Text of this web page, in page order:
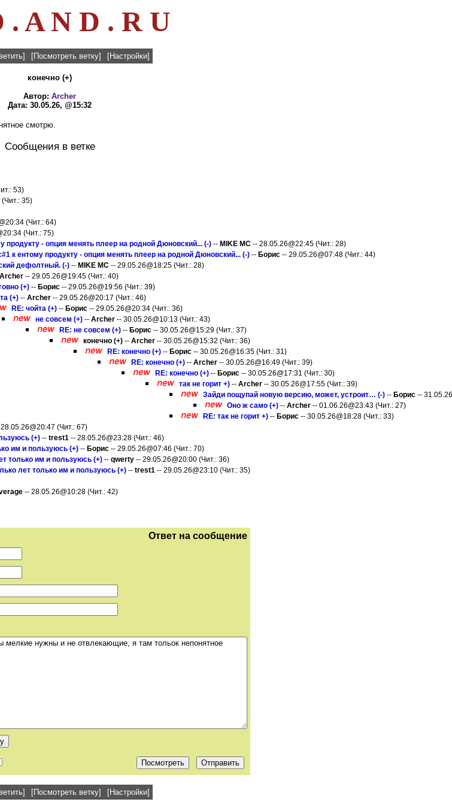
. A N D . R U
[Посмотреть ветку] [Настройки]
конечно (+)
Автор: Archer
Дата: 30.05.26, @15:32
смотрю.
Сообщения в ветке
53)
35)
(Чит.: 64)
(Чит.: 75)
продукту - опция менять плеер на родной Дюновский... (-) -- MIKE MC -- 28.05.26@22:45 (Чит.: 28)
к ентому продукту - опция менять плеер на родной Дюновский... (-) -- Борис -- 29.05.26@07:48 (Чит.: 44)
дефолтный. (-) -- MIKE MC -- 29.05.26@18:25 (Чит.: 28)
Archer -- 29.05.26@19:45 (Чит.: 40)
(+) -- Борис -- 29.05.26@19:56 (Чит.: 39)
(+) -- Archer -- 29.05.26@20:17 (Чит.: 46)
RE: чойта (+) -- Борис -- 29.05.26@20:34 (Чит.: 36)
не совсем (+) -- Archer -- 30.05.26@10:13 (Чит.: 43)
RE: не совсем (+) -- Борис -- 30.05.26@15:29 (Чит.: 37)
конечно (+) -- Archer -- 30.05.26@15:32 (Чит.: 36)
RE: конечно (+) -- Борис -- 30.05.26@16:35 (Чит.: 31)
RE: конечно (+) -- Archer -- 30.05.26@16:49 (Чит.: 39)
RE: конечно (+) -- Борис -- 30.05.26@17:31 (Чит.: 30)
так не горит +) -- Archer -- 30.05.26@17:55 (Чит.: 39)
Зайди пощупай новую версию, может, устроит… (-) -- Борис --
Оно ж само (+) -- Archer -- 01.06.26@23:43 (Чит.: 27)
RE: так не горит +) -- Борис -- 30.05.26@18:28 (Чит.: 33)
(Чит.: 67)
(+) -- trest1 -- 28.05.26@23:28 (Чит.: 46)
им и пользуюсь (+) -- Борис -- 29.05.26@07:46 (Чит.: 70)
только им и пользуюсь (+) -- qwerty -- 29.05.26@20:00 (Чит.: 36)
лет только им и пользуюсь (+) -- trest1 -- 29.05.26@23:10 (Чит.: 35)
-- 28.05.26@10:28 (Чит.: 42)
Ответ на сообщение
[Посмотреть ветку] [Настройки]